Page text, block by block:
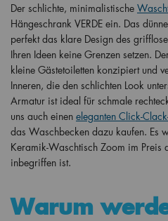
Der schlichte, minimalistische
Hängeschrank VERDE ein. Das
perfekt das klare Design des
Ihren Ideen keine Grenzen setzen.
kleine Gästetoiletten konzipiert und
Inneren, die den schlichten Look
Armatur ist ideal für schmale
uns auch einen eleganten Click-
das Waschbecken dazu kaufen. Es
Keramik-Waschtisch Zoom im Preis
inbegriffen ist.
Warum